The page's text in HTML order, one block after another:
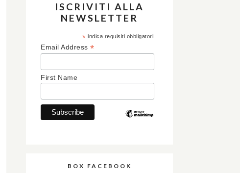
ISCRIVITI ALLA
NEWSLETTER
* indica requisiti obbligatori
Email Address *
First Name
BOX FACEBOOK